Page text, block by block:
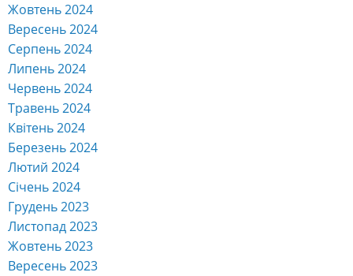
Жовтень 2024
Вересень 2024
Серпень 2024
Липень 2024
Червень 2024
Травень 2024
Квітень 2024
Березень 2024
Лютий 2024
Січень 2024
Грудень 2023
Листопад 2023
Жовтень 2023
Вересень 2023